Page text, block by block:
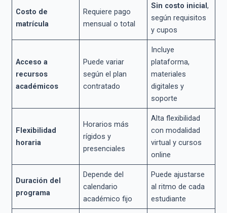
Costo de
matrícula
Requiere pago
mensual o total
Sin costo inicial,
según requisitos
y cupos
Acceso a
recursos
académicos
Puede variar
según el plan
contratado
Incluye
plataforma,
materiales
digitales y
soporte
Flexibilidad
horaria
Horarios más
rígidos y
presenciales
Alta flexibilidad
con modalidad
virtual y cursos
online
Duración del
programa
Depende del
calendario
académico fijo
Puede ajustarse
al ritmo de cada
estudiante